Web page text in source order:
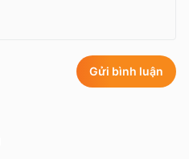
Gửi bình luận